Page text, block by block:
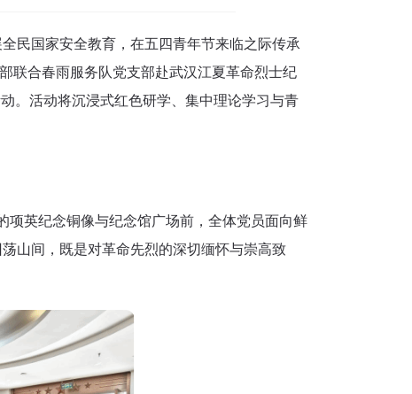
民国家安全教育，在五四青年节来临之际传承
联合春雨服务队党支部赴武汉江夏革命烈士纪
。活动将沉浸式红色研学、集中理论学习与青
项英纪念铜像与纪念馆广场前，全体党员面向鲜
山间，既是对革命先烈的深切缅怀与崇高致